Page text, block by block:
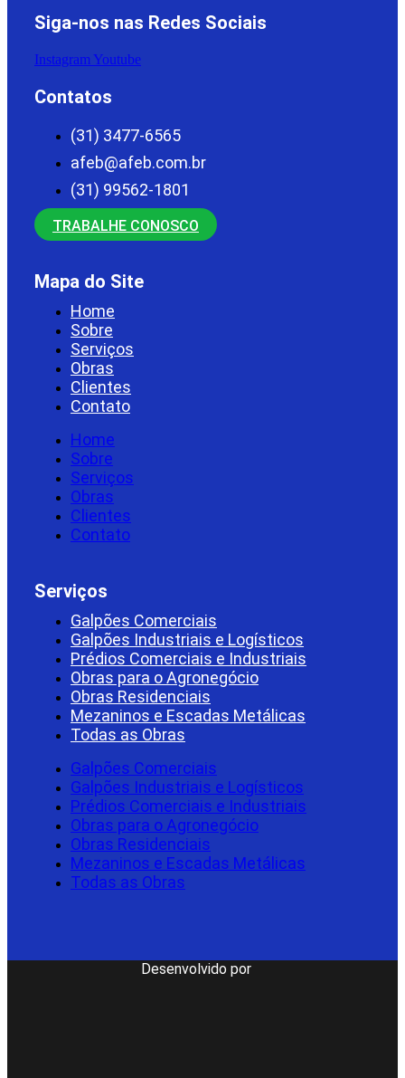
Siga-nos nas Redes Sociais
Instagram Youtube
Contatos
(31) 3477-6565
afeb@afeb.com.br
(31) 99562-1801
TRABALHE CONOSCO
Mapa do Site
Home
Sobre
Serviços
Obras
Clientes
Contato
Home
Sobre
Serviços
Obras
Clientes
Contato
Serviços
Galpões Comerciais
Galpões Industriais e Logísticos
Prédios Comerciais e Industriais
Obras para o Agronegócio
Obras Residenciais
Mezaninos e Escadas Metálicas
Todas as Obras
Galpões Comerciais
Galpões Industriais e Logísticos
Prédios Comerciais e Industriais
Obras para o Agronegócio
Obras Residenciais
Mezaninos e Escadas Metálicas
Todas as Obras
Desenvolvido por